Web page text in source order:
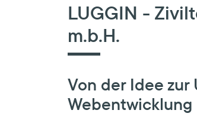
LUGGIN -
m.b.H.
Von der Idee zur
Webentwicklung